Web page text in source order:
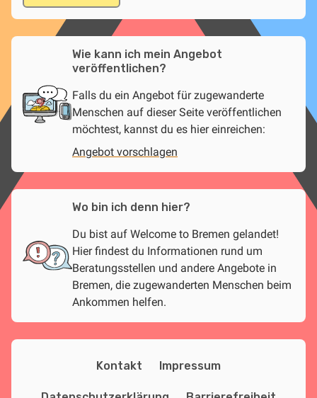
Wie kann ich mein Angebot
veröffentlichen?
Falls du ein Angebot für zugewanderte
Menschen auf dieser Seite veröffentlichen
möchtest, kannst du es hier einreichen:
Angebot vorschlagen
Wo bin ich denn hier?
Du bist auf Welcome to Bremen gelandet!
Hier findest du Informationen rund um
Beratungsstellen und andere Angebote in
Bremen, die zugewanderten Menschen beim
Ankommen helfen.
Kontakt Impressum